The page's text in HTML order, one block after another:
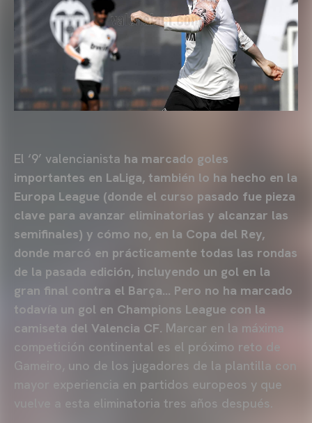
El ‘9’ valencianista ha marcado goles
importantes en LaLiga, también lo ha hecho en la
Europa League (donde el curso pasado fue pieza
clave para avanzar eliminatorias y alcanzar las
semifinales) y cómo no, en la Copa del Rey,
donde marcó en prácticamente todas las rondas
de la pasada edición, incluyendo un gol en la
gran final contra el Barça… Pero no ha marcado
todavía un gol en Champions League con la
camiseta del Valencia CF. Marcar en la máxima
competición continental es el próximo reto de
Gameiro, uno de los jugadores de la plantilla con
mayor experiencia en partidos europeos y que
vuelve a esta eliminatoria tres años después.